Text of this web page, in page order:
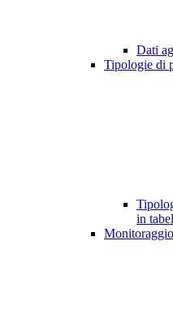
Dati
Tipologie di
in